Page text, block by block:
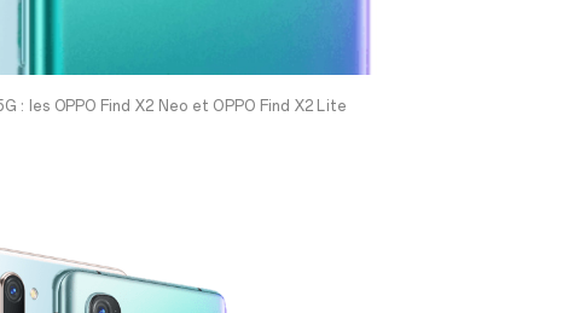
: les OPPO Find X2 Neo et OPPO Find X2 Lite